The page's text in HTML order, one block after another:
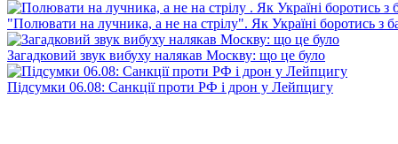
"Полювати на лучника, а не на стрілу". Як Україні боротись з
Загадковий звук вибуху налякав Москву: що це було
Підсумки 06.08: Санкції проти РФ і дрон у Лейпцигу